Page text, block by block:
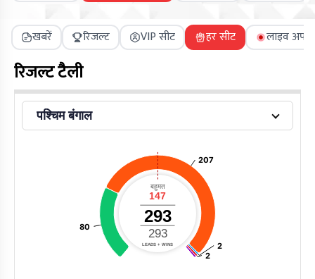
खबरें रिजल्ट VIP सीट हर सीट लाइव
रिजल्ट टैली